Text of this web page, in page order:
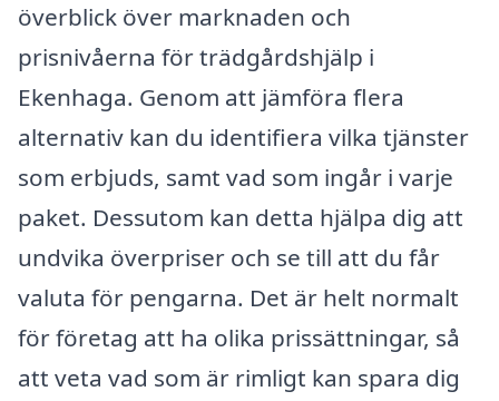
överblick över marknaden och
prisnivåerna för trädgårdshjälp i
Ekenhaga. Genom att jämföra flera
alternativ kan du identifiera vilka tjänster
som erbjuds, samt vad som ingår i varje
paket. Dessutom kan detta hjälpa dig att
undvika överpriser och se till att du får
valuta för pengarna. Det är helt normalt
för företag att ha olika prissättningar, så
att veta vad som är rimligt kan spara dig